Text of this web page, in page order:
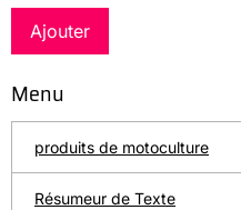
Ajouter
Menu
produits de motoculture
Résumeur de Texte